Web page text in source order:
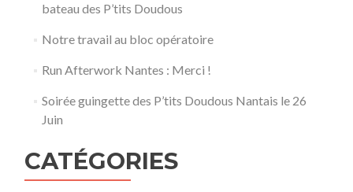
bateau des P’tits Doudous
Notre travail au bloc opératoire
Run Afterwork Nantes : Merci !
Soirée guingette des P’tits Doudous Nantais le 26
Juin
CATÉGORIES